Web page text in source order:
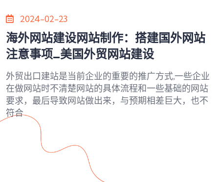
2024-02-23
海外网站建设网站制作：搭建国外网站
注意事项_美国外贸网站建设
外贸出口建站是当前企业的重要的推广方式,一些企业
在做网站时不清楚网站的具体流程和一些基础的网站
要求，最后导致网站做出来，与预期相差巨大，也不
符合